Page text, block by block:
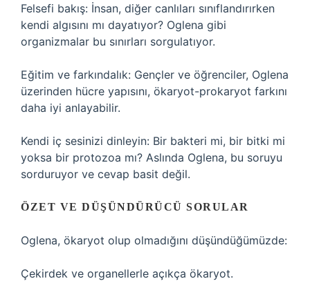
Felsefi bakış: İnsan, diğer canlıları sınıflandırırken
kendi algısını mı dayatıyor? Oglena gibi
organizmalar bu sınırları sorgulatıyor.
Eğitim ve farkındalık: Gençler ve öğrenciler, Oglena
üzerinden hücre yapısını, ökaryot-prokaryot farkını
daha iyi anlayabilir.
Kendi iç sesinizi dinleyin: Bir bakteri mi, bir bitki mi
yoksa bir protozoa mı? Aslında Oglena, bu soruyu
sorduruyor ve cevap basit değil.
ÖZET VE DÜŞÜNDÜRÜCÜ SORULAR
Oglena, ökaryot olup olmadığını düşündüğümüzde:
Çekirdek ve organellerle açıkça ökaryot.